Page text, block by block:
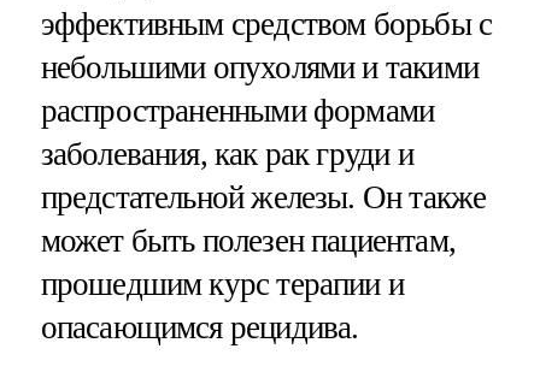
эффективным средством борьбы с
небольшими опухолями и такими
распространенными формами
заболевания, как рак груди и
предстательной железы. Он также
может быть полезен пациентам,
прошедшим курс терапии и
опасающимся рецидива.